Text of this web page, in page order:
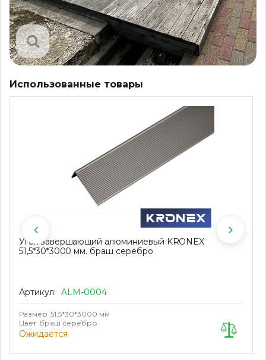
Использованные товары
Угол завершающий алюминиевый KRONEX
51,5*30*3000 мм. браш серебро
Артикул: ALM-0004
Размер 51,5*30*3000 мм
Цвет браш серебро
Ожидается